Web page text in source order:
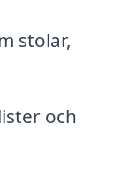
stolar,
och